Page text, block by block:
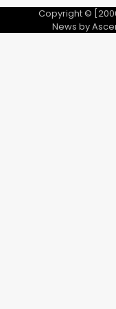
Copyright ©
News by